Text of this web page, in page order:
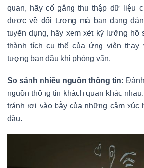
quan, hãy cố gắng thu thập dữ liệu
được về đối tượng mà bạn đang
tuyển dụng, hãy xem xét kỹ lưỡng hồ
thành tích cụ thể của ứng viên
tượng ban đầu khi phỏng vấn.
So sánh nhiều nguồn thông tin:
nguồn thông tin khách quan khác
tránh rơi vào bẫy của những cảm xúc
đầu.